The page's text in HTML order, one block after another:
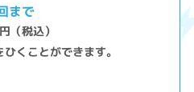
まで
（税込）
くことができます。